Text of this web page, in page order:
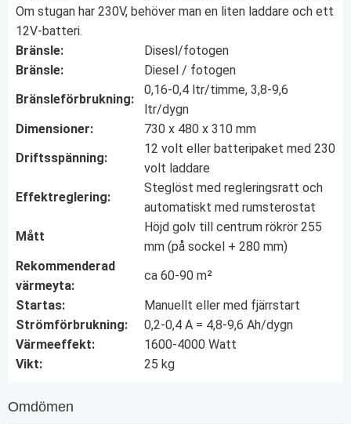
Om stugan har 230V, behöver man en liten laddare och ett
12V-batteri.
Bränsle:
Disesl/fotogen
Bränsle:
Diesel / fotogen
Bränsleförbrukning:
0,16-0,4 ltr/timme, 3,8-9,6
ltr/dygn
Dimensioner:
730 x 480 x 310 mm
Driftsspänning:
12 volt eller batteripaket med 230
volt laddare
Effektreglering:
Steglöst med regleringsratt och
automatiskt med rumsterostat
Mått
Höjd golv till centrum rökrör 255
mm (på sockel + 280 mm)
Rekommenderad
värmeyta:
ca 60-90 m²
Startas:
Manuellt eller med fjärrstart
Strömförbrukning:
0,2-0,4 A = 4,8-9,6 Ah/dygn
Värmeeffekt:
1600-4000 Watt
Vikt:
25 kg
Omdömen